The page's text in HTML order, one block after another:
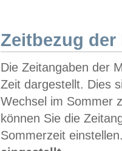
Zeitbezug der
Die Zeitangaben der
Zeit dargestellt. Dies
Wechsel im Sommer
können Sie die
Sommerzeit